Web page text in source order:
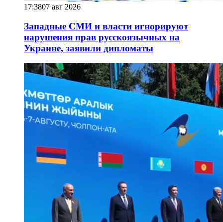
17:3807 авг 2026
Западные СМИ и власти игнорируют
нарушения прав русскоязычных на
Украине, заявили дипломаты